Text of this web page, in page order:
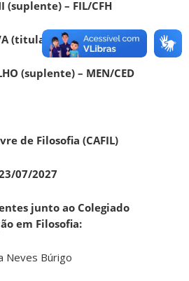
(suplente) – FIL/CFH
(titular) – MEN/CED
(suplente) – MEN/CED
de Filosofia (CAFIL)
07/2027
junto ao Colegiado
em Filosofia:
Neves Búrigo